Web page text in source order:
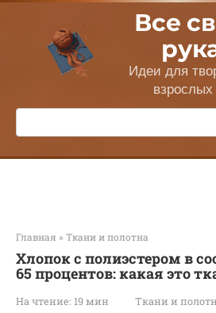
Перейти
контенту
Все
Идеи для
Поиск:
Главная » Ткани и полотна
Хлопок с полиэстером в
65 процентов: какая это
На чтение: 19 мин Ткани и